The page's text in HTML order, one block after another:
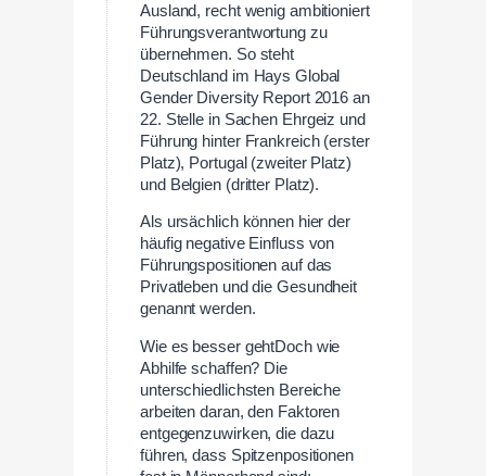
Ausland, recht wenig ambitioniert
Führungsverantwortung zu
übernehmen. So steht
Deutschland im Hays Global
Gender Diversity Report 2016 an
22. Stelle in Sachen Ehrgeiz und
Führung hinter Frankreich (erster
Platz), Portugal (zweiter Platz)
und Belgien (dritter Platz).
Als ursächlich können hier der
häufig negative Einfluss von
Führungspositionen auf das
Privatleben und die Gesundheit
genannt werden.
Wie es besser gehtDoch wie
Abhilfe schaffen? Die
unterschiedlichsten Bereiche
arbeiten daran, den Faktoren
entgegenzuwirken, die dazu
führen, dass Spitzenpositionen